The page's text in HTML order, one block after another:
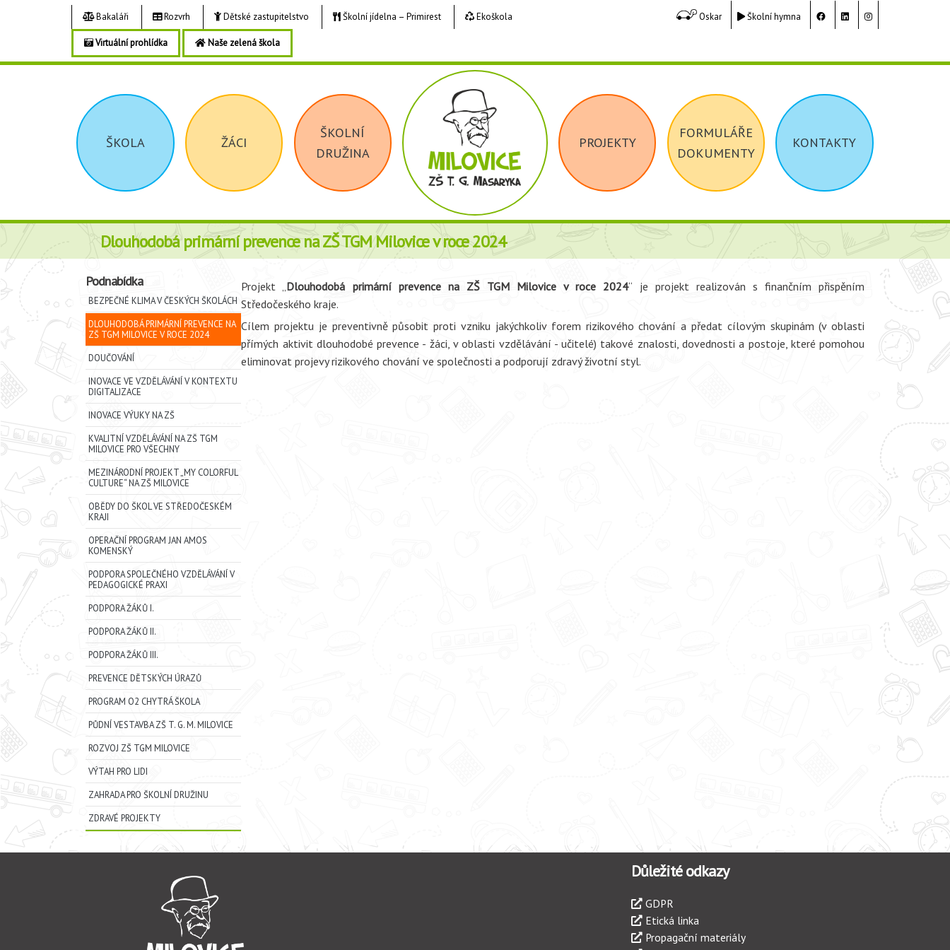
Bakaláři Rozvrh Dětské zastupitelstvo Školní jídelna – Primirest Ekoškola
Virtuální prohlídka Naše zelená škola
Oskar Školní hymna
ŠKOLA ŽÁCI
ŠKOLNÍ
DRUŽINA
PROJEKTY
FORMULÁŘE
DOKUMENTY
KONTAKTY
Dlouhodobá primární prevence na ZŠ TGM Milovice v roce 2024
Podnabídka
BEZPEČNÉ KLIMA V ČESKÝCH ŠKOLÁCH
DLOUHODOBÁ PRIMÁRNÍ PREVENCE NA
ZŠ TGM MILOVICE V ROCE 2024
DOUČOVÁNÍ
INOVACE VE VZDĚLÁVÁNÍ V KONTEXTU
DIGITALIZACE
INOVACE VÝUKY NA ZŠ
KVALITNÍ VZDĚLÁVÁNÍ NA ZŠ TGM
MILOVICE PRO VŠECHNY
MEZINÁRODNÍ PROJEKT „MY COLORFUL
CULTURE“ NA ZŠ MILOVICE
OBĚDY DO ŠKOL VE STŘEDOČESKÉM
KRAJI
OPERAČNÍ PROGRAM JAN AMOS
KOMENSKÝ
PODPORA SPOLEČNÉHO VZDĚLÁVÁNÍ V
PEDAGOGICKÉ PRAXI
PODPORA ŽÁKŮ I.
PODPORA ŽÁKŮ II.
PODPORA ŽÁKŮ III.
PREVENCE DĚTSKÝCH ÚRAZŮ
PROGRAM O2 CHYTRÁ ŠKOLA
PŮDNÍ VESTAVBA ZŠ T. G. M. MILOVICE
ROZVOJ ZŠ TGM MILOVICE
VÝTAH PRO LIDI
ZAHRADA PRO ŠKOLNÍ DRUŽINU
ZDRAVÉ PROJEKTY
Projekt „ Dlouhodobá primární prevence na ZŠ TGM Milovice v roce 2024“ je projekt realizován s finančním přispěním
Středočeského kraje.
Cílem projektu je preventivně působit proti vzniku jakýchkoliv forem rizikového chování a předat cílovým skupinám (v oblasti
přímých aktivit dlouhodobé prevence - žáci, v oblasti vzdělávání - učitelé) takové znalosti, dovednosti a postoje, které pomohou
eliminovat projevy rizikového chování ve společnosti a podporují zdravý životní styl.
Důležité odkazy
GDPR
Etická linka
Propagační materiály